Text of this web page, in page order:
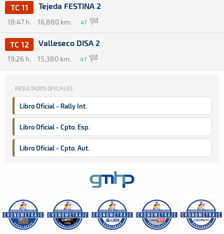
TC 11 Tejeda FESTINA 2
18:47 h. 16,880 km. 47
TC 12 Valleseco DISA 2
19:26 h. 15,380 km. 47
RESULTADOS OFICIALES
Libro Oficial - Rally Int.
Libro Oficial - Cpto. Esp.
Libro Oficial - Cpto. Aut.